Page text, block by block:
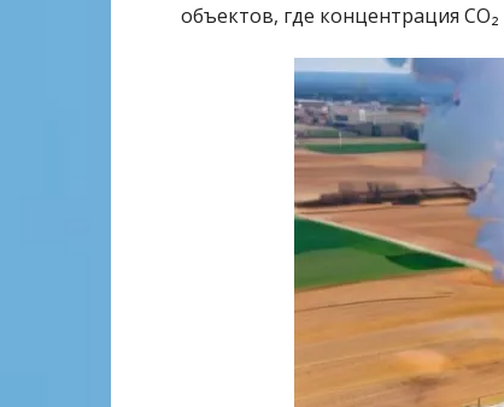
объектов, где концентрация